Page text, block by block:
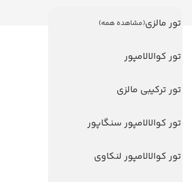
تور مالزی(مشاهده همه)
تور کوالالامپور
تور ترکیبی مالزی
تور کوالالامپور سنگاپور
تور کوالالامپور لنکاوی
لینک های مفید
ویزا کانادا
درباره ما
مجله گردشگری